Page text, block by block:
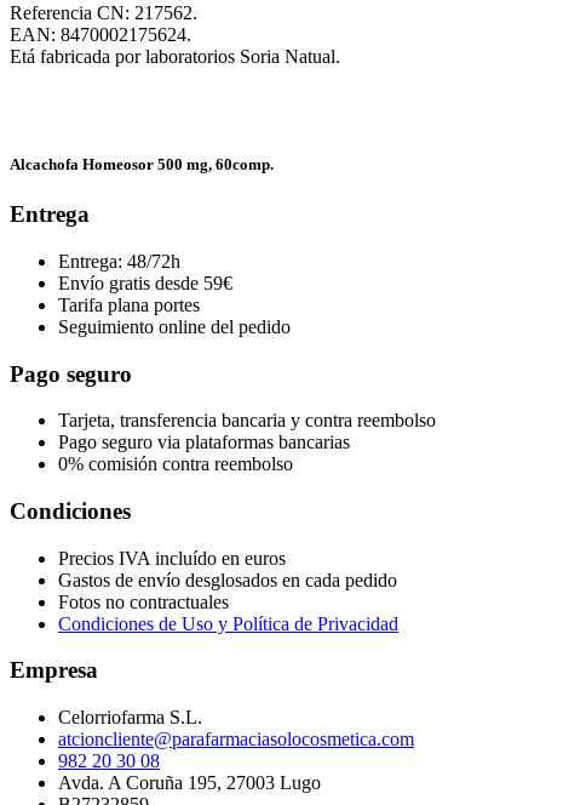
Referencia CN: 217562.
EAN: 8470002175624.
Etá fabricada por laboratorios Soria Natual.
Alcachofa Homeosor 500 mg, 60comp.
Entrega
Entrega: 48/72h
Envío gratis desde 59€
Tarifa plana portes
Seguimiento online del pedido
Pago seguro
Tarjeta, transferencia bancaria y contra reembolso
Pago seguro via plataformas bancarias
0% comisión contra reembolso
Condiciones
Precios IVA incluído en euros
Gastos de envío desglosados en cada pedido
Fotos no contractuales
Condiciones de Uso y Política de Privacidad
Empresa
Celorriofarma S.L.
atcioncliente@parafarmaciasolocosmetica.com
982 20 30 08
Avda. A Coruña 195, 27003 Lugo